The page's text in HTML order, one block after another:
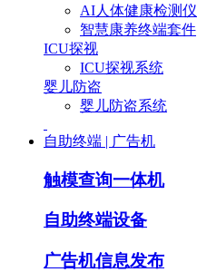
AI人体健康检测仪
智慧康养终端套件
ICU探视
ICU探视系统
婴儿防盗
婴儿防盗系统
自助终端 | 广告机
触模查询一体机
自助终端设备
广告机信息发布